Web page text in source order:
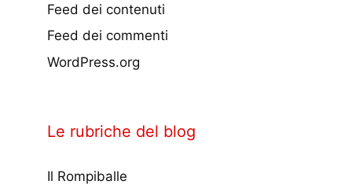
Feed dei contenuti
Feed dei commenti
WordPress.org
Le rubriche del blog
Il Rompiballe